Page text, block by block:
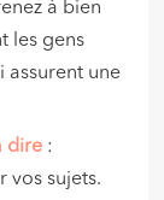
à bien
les gens
assurent une
dire :
vos sujets.